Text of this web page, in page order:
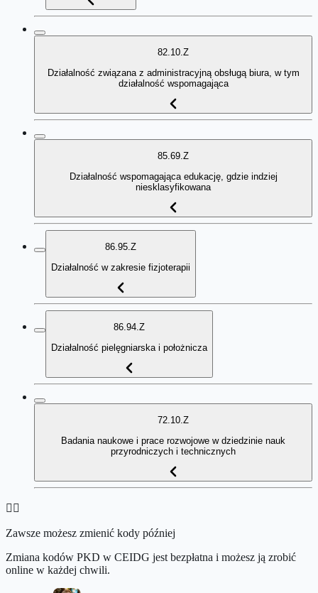
82.10.Z
Działalność związana z administracyjną obsługą biura, w tym
działalność wspomagająca
85.69.Z
Działalność wspomagająca edukację, gdzie indziej
niesklasyfikowana
86.95.Z
Działalność w zakresie fizjoterapii
86.94.Z
Działalność pielęgniarska i położnicza
72.10.Z
Badania naukowe i prace rozwojowe w dziedzinie nauk
przyrodniczych i technicznych
👉🏻
Zawsze możesz zmienić kody później
Zmiana kodów PKD w CEIDG jest bezpłatna i możesz ją zrobić
online w każdej chwili.